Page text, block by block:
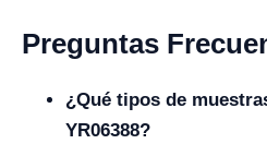
Preguntas
¿Qué tipos de
YR06388?